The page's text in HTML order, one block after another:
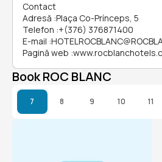
Contact
Adresă :Plaça Co-Prínceps, 5
Telefon :+(376) 376871400
E-mail :
Pagină web :
Book ROC BLANC
7 8 9 10 11